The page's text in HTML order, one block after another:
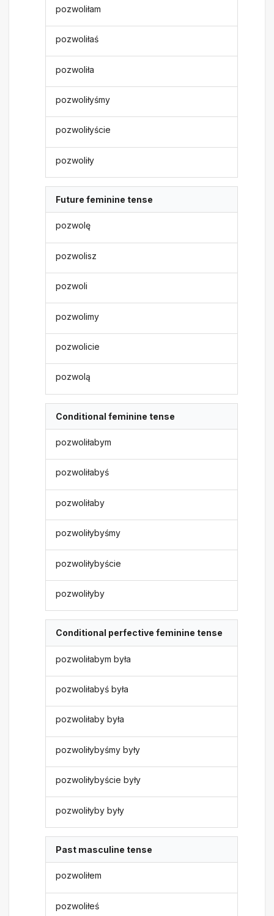
pozwoliłam
pozwoliłaś
pozwoliła
pozwoliłyśmy
pozwoliłyście
pozwoliły
Future feminine tense
pozwolę
pozwolisz
pozwoli
pozwolimy
pozwolicie
pozwolą
Conditional feminine tense
pozwoliłabym
pozwoliłabyś
pozwoliłaby
pozwoliłybyśmy
pozwoliłybyście
pozwoliłyby
Conditional perfective feminine tense
pozwoliłabym była
pozwoliłabyś była
pozwoliłaby była
pozwoliłybyśmy były
pozwoliłybyście były
pozwoliłyby były
Past masculine tense
pozwoliłem
pozwoliłeś